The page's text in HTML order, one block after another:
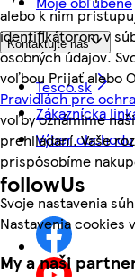
alebo k nim
identifikátorom v
osobných údajov.
voľbou Prijať alebo
Pravidlách pre
voľby oznámime
prehliadaní. Vaše
prispôsobíme
Svoje nastavenia
Nastavenia cookies
My a naši
Kontaktujte nás
Tesco.sk
Zákaznícka
Výber obchodu
followUs